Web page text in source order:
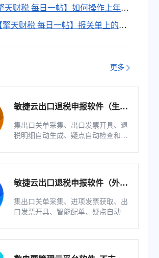
天财税 每日一帖】如何操作上年度
申报？
擎天财税 每日一帖】报关单上的商
更多
敏捷云出口退税申报软件（生产
集出口关单采集、出口发票开具、退
税明细自动生成、疑点自动检查和调
敏捷云出口退税申报软件（外贸
集出口关单采集、进项发票获取、出
口发票开具、智能配单、疑点自动检